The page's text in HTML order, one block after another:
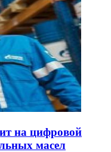
на цифровой
масел